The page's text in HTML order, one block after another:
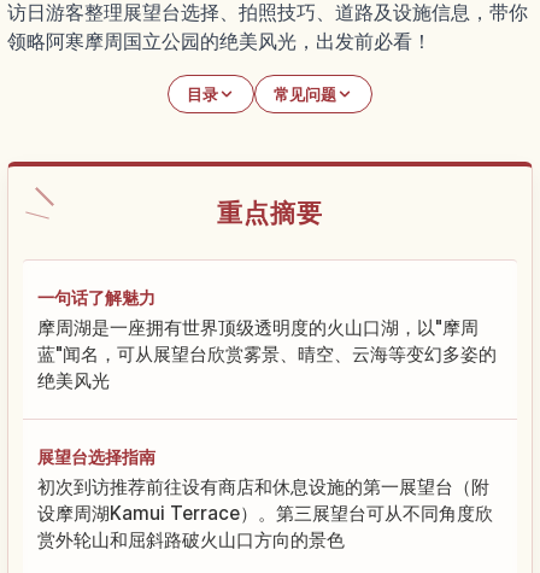
访日游客整理展望台选择、拍照技巧、道路及设施信息，带你
领略阿寒摩周国立公园的绝美风光，出发前必看！
目录 常见问题
重点摘要
一句话了解魅力
摩周湖是一座拥有世界顶级透明度的火山口湖，以"摩周
蓝"闻名，可从展望台欣赏雾景、晴空、云海等变幻多姿的
绝美风光
展望台选择指南
初次到访推荐前往设有商店和休息设施的第一展望台（附
设摩周湖Kamui Terrace）。第三展望台可从不同角度欣
赏外轮山和屈斜路破火山口方向的景色